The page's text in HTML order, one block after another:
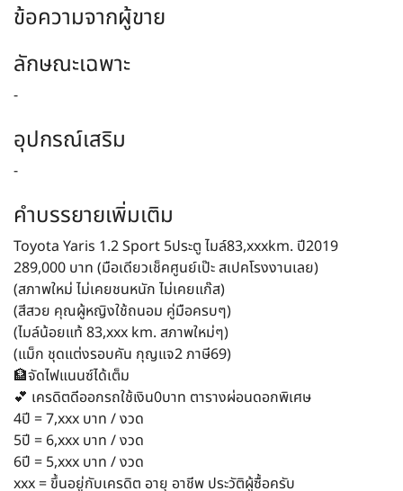
ข้อความจากผู้ขาย
ลักษณะเฉพาะ
-
อุปกรณ์เสริม
-
คำบรรยายเพิ่มเติม
Toyota Yaris 1.2 Sport 5ประตู ไมล์83,xxxkm. ปี2019
289,000 บาท (มือเดียวเช็คศูนย์เป๊ะ สเปคโรงงานเลย)
(สภาพใหม่ ไม่เคยชนหนัก ไม่เคยแก๊ส)
(สีสวย คุณผู้หญิงใช้ถนอม คู่มือครบๆ)
(ไมล์น้อยแท้ 83,xxx km. สภาพใหม่ๆ)
(แม็ก ชุดแต่งรอบคัน กุญแจ2 ภาษี69)
🏦จัดไฟแนนซ์ได้เต็ม
💕 เครดิตดีออกรถใช้เงิน0บาท ตารางผ่อนดอกพิเศษ
4ปี = 7,xxx บาท / งวด
5ปี = 6,xxx บาท / งวด
6ปี = 5,xxx บาท / งวด
xxx = ขึ้นอยู่กับเครดิต อายุ อาชีพ ประวัติผู้ซื้อครับ